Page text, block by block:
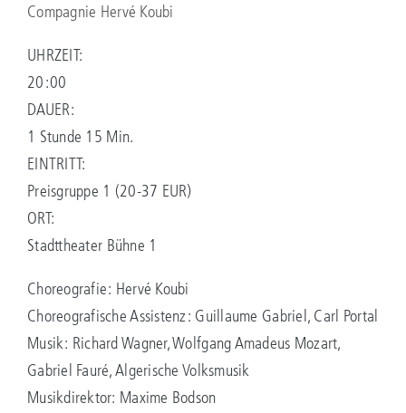
Compagnie Hervé Koubi
UHRZEIT:
20:00
DAUER:
1 Stunde 15 Min.
EINTRITT:
Preisgruppe 1 (20-37 EUR)
ORT:
Stadttheater Bühne 1
Choreografie: Hervé Koubi
Choreografische Assistenz: Guillaume Gabriel, Carl Portal
Musik: Richard Wagner, Wolfgang Amadeus Mozart,
Gabriel Fauré, Algerische Volksmusik
Musikdirektor: Maxime Bodson